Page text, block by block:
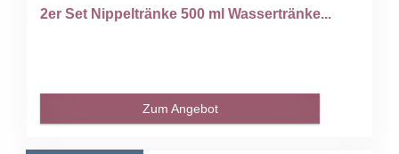
2er Set Nippeltränke 500 ml Wassertränke...
Zum Angebot